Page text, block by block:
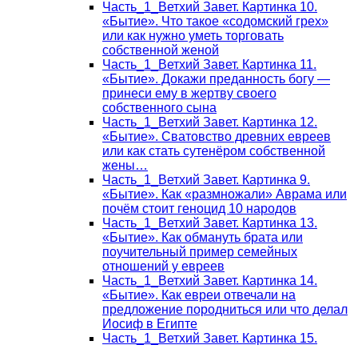
Часть_1_Ветхий Завет. Картинка 10.
«Бытие». Что такое «содомский грех»
или как нужно уметь торговать
собственной женой
Часть_1_Ветхий Завет. Картинка 11.
«Бытие». Докажи преданность богу —
принеси ему в жертву своего
собственного сына
Часть_1_Ветхий Завет. Картинка 12.
«Бытие». Сватовство древних евреев
или как стать сутенёром собственной
жены…
Часть_1_Ветхий Завет. Картинка 9.
«Бытие». Как «размножали» Аврама или
почём стоит геноцид 10 народов
Часть_1_Ветхий Завет. Картинка 13.
«Бытие». Как обмануть брата или
поучительный пример семейных
отношений у евреев
Часть_1_Ветхий Завет. Картинка 14.
«Бытие». Как евреи отвечали на
предложение породниться или что делал
Иосиф в Египте
Часть_1_Ветхий Завет. Картинка 15.